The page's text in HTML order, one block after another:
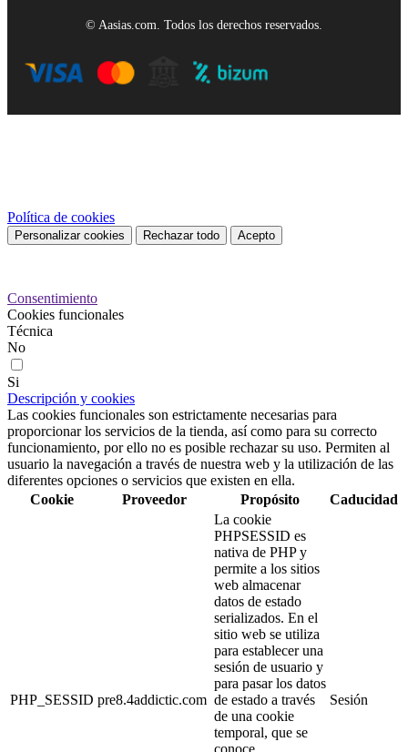
© Aasias.com. Todos los derechos reservados.
Política de cookies
Personalizar cookies Rechazar todo Acepto
Consentimiento
Cookies funcionales
Técnica
No
Si
Descripción y cookies
Las cookies funcionales son estrictamente necesarias para
proporcionar los servicios de la tienda, así como para su correcto
funcionamiento, por ello no es posible rechazar su uso. Permiten al
usuario la navegación a través de nuestra web y la utilización de las
diferentes opciones o servicios que existen en ella.
Cookie
Proveedor Propósito Caducidad
PHP_SESSID pre8.4addictic.com
La cookie
PHPSESSID es
nativa de PHP y
permite a los sitios
web almacenar
datos de estado
serializados. En el
sitio web se utiliza
para establecer una
sesión de usuario y
para pasar los datos
de estado a través
de una cookie
temporal, que se
Sesión